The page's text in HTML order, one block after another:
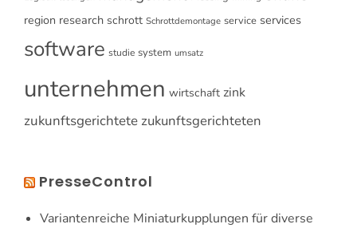
region research schrott Schrottdemontage service services
software studie system umsatz
unternehmen wirtschaft zink
zukunftsgerichtete zukunftsgerichteten
PresseControl
Variantenreiche Miniaturkupplungen für diverse